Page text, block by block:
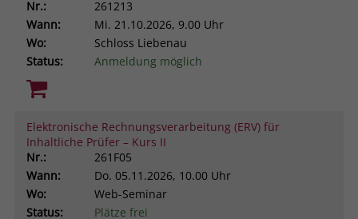
Nr.:
261213
Wann:
Mi. 21.10.2026, 9.00 Uhr
Wo:
Schloss Liebenau
Status:
Anmeldung möglich
Elektronische Rechnungsverarbeitung (ERV) für
Inhaltliche Prüfer – Kurs II
Nr.:
261F05
Wann:
Do. 05.11.2026, 10.00 Uhr
Wo:
Web-Seminar
Status:
Plätze frei